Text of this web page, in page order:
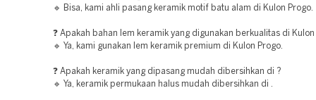
🔹 Bisa, kami ahli pasang keramik motif batu alam di Kulon Progo.
❓ Apakah bahan lem keramik yang digunakan berkualitas di Kulon
🔹 Ya, kami gunakan lem keramik premium di Kulon Progo.
❓ Apakah keramik yang dipasang mudah dibersihkan di ?
🔹 Ya, keramik permukaan halus mudah dibersihkan di .